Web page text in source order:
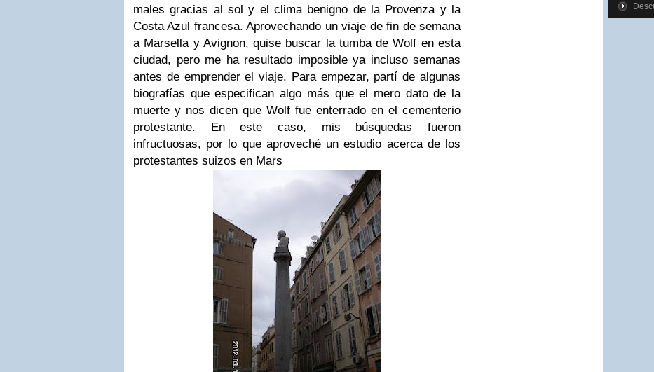
males gracias al sol y el clima benigno de la Provenza y la
Costa Azul francesa. Aprovechando un viaje de fin de semana
a Marsella y Avignon, quise buscar la tumba de Wolf en esta
ciudad, pero me ha resultado imposible ya incluso semanas
antes de emprender el viaje. Para empezar, partí de algunas
biografías que especifican algo más que el mero dato de la
muerte y nos dicen que Wolf fue enterrado en el cementerio
protestante. En este caso, mis búsquedas fueron
infructuosas, por lo que aproveché un estudio acerca de los
protestantes suizos en Mars